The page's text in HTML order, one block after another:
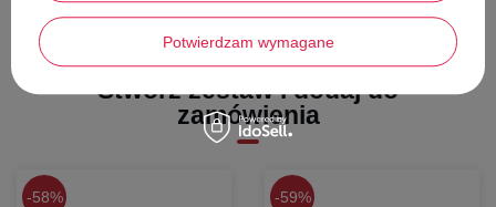
Stwórz zestaw i dodaj do
zamówienia
58% 59%
Potwierdzam wymagane